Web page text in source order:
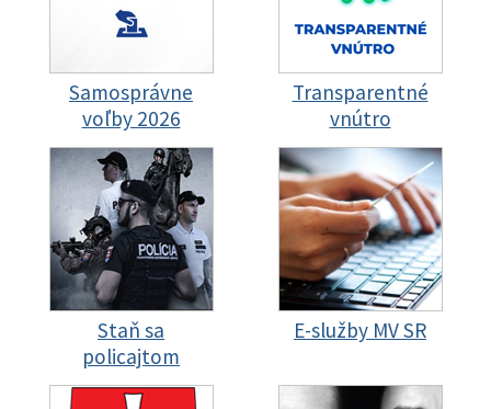
Samosprávne
voľby 2026
Transparentné
vnútro
Staň sa
policajtom
E-služby MV SR